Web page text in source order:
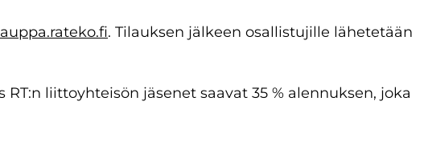
. Tilauksen jälkeen osallistujille lähetetään
liittoyhteisön jäsenet saavat 35 % alennuksen, joka